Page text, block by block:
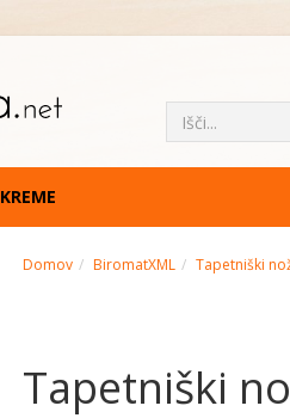
KREME
Domov BiromatXML Tapetniški
Tapetniški